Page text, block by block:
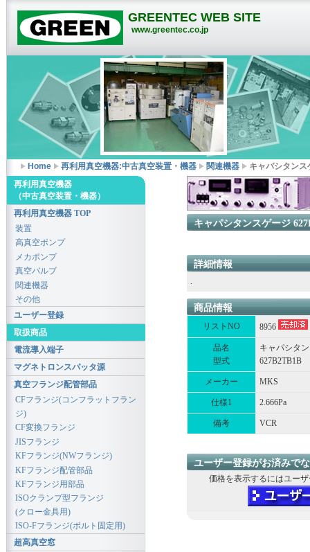
GREENTEC WEB SITE
www.greentec.co.jp
Home 再利用真空機器:中古真空装置・機器 関連機器 キャパシタン
キャパシタンスゲージ
詳細情報
.
商品情報
リストNO 8956
品名
型式
キャパシタ
627B2TB1B
メーカー MKS
仕様1 2.666Pa
備考 VCR
ユーザー登録がお済みで
価格を表示するにはユー
再利用真空機器
（中古真空装置・機器）
再利用真空機器 TOP
装置
高真空ポンプ
メカポンプ
真空バルブ
関連機器
その他
ユーザー登録
取扱商品
電流導入端子
マグネトロンスパッタ源
真空フランジ配管部品
CFフランジ(コンフラットフラン
ジ)
CF変換フランジ
JISフランジ
KFフランジ(NWフランジ)
KFフランジ配管部品
KFフランジ用部品
ISOクランプ型フランジ
(クロー金具用)
ISO-Fフランジ(ボルト固定用)
超高真空窓